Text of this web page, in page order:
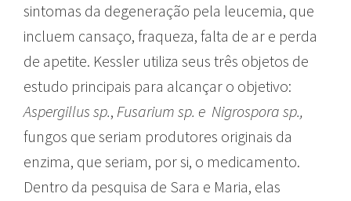
sintomas da degeneração pela leucemia, que
incluem cansaço, fraqueza, falta de ar e perda
de apetite. Kessler utiliza seus três objetos de
estudo principais para alcançar o objetivo:
Aspergillus sp., Fusarium sp. e Nigrospora sp.,
fungos que seriam produtores originais da
enzima, que seriam, por si, o medicamento.
Dentro da pesquisa de Sara e Maria, elas